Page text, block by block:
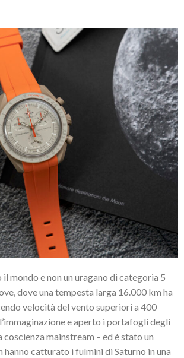
il mondo e non un uragano di categoria 5
dove una tempesta larga 16.000 km ha
velocità del vento superiori a 400
e aperto i portafogli degli
mainstream – ed è stato un
catturato i fulmini di Saturno in una